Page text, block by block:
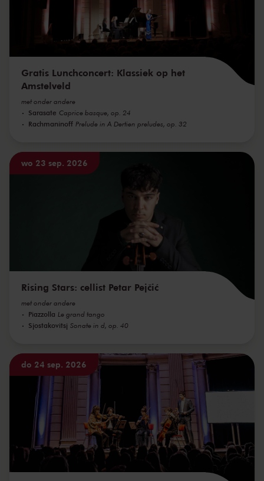
Gratis Lunchconcert: Klassiek op het
Amstelveld
met onder andere
Sarasate Caprice basque, op. 24
Rachmaninoff Prelude in A Dertien preludes, op. 32
wo 23 sep. 2026
Rising Stars: cellist Petar Pejčić
met onder andere
Piazzolla Le grand tango
Sjostakovitsj Sonate in d, op. 40
do 24 sep. 2026